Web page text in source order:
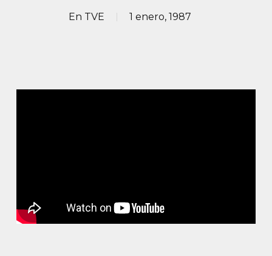
En TVE 1 enero, 1987